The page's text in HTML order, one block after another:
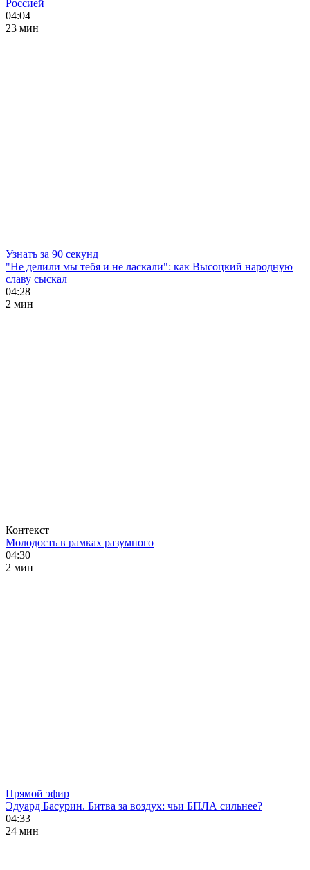
Россией
04:04
23 мин
Узнать за 90 секунд
"Не делили мы тебя и не ласкали": как Высоцкий народную
славу сыскал
04:28
2 мин
Контекст
Молодость в рамках разумного
04:30
2 мин
Прямой эфир
Эдуард Басурин. Битва за воздух: чьи БПЛА сильнее?
04:33
24 мин